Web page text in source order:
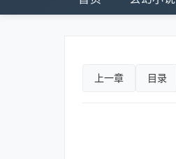
上一章 目录